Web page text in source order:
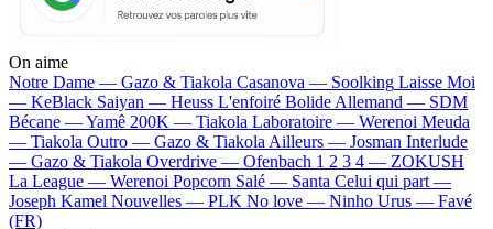
On aime
Notre Dame — Gazo & Tiakola Casanova — Soolking Laisse Moi
— KeBlack Saiyan — Heuss L'enfoiré Bolide Allemand — SDM
Bécane —Yamê 200K — Tiakola Laboratoire — Werenoi Meuda
— Tiakola Outro — Gazo & Tiakola Ailleurs — Josman Interlude
— Gazo & Tiakola Overdrive — Ofenbach 1 2 3 4 — ZOKUSH
La League — Werenoi Popcorn Salé — Santa Celui qui part —
Joseph Kamel Nouvelles — PLK No love — Ninho Urus — Favé
(FR)